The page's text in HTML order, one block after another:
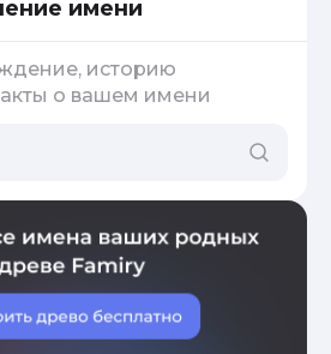
имени
историю
о вашем имени